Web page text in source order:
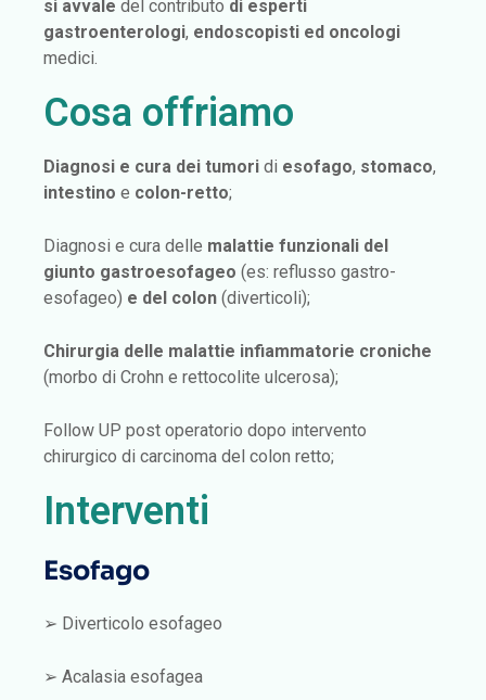
si avvale del contributo di esperti
gastroenterologi, endoscopisti ed oncologi
medici.
Cosa offriamo
Diagnosi e cura dei tumori di esofago, stomaco,
intestino e colon-retto;
Diagnosi e cura delle malattie funzionali del
giunto gastroesofageo (es: reflusso gastro-
esofageo) e del colon (diverticoli);
Chirurgia delle malattie infiammatorie croniche
(morbo di Crohn e rettocolite ulcerosa);
Follow UP post operatorio dopo intervento
chirurgico di carcinoma del colon retto;
Interventi
Esofago
➢ Diverticolo esofageo
➢ Acalasia esofagea